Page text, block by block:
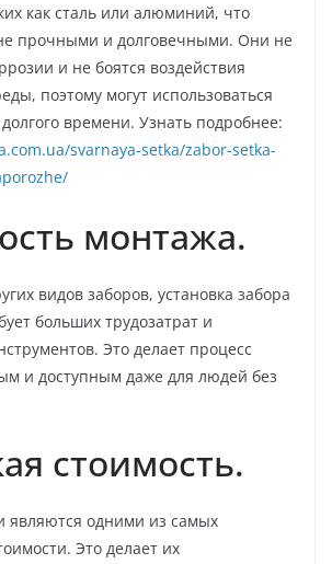
как сталь или алюминий, что
прочными и долговечными. Они не
и не боятся воздействия
поэтому могут использоваться
времени. Узнать подробнее:
svarnaya-setka/zabor-setka-
монтажа.
видов заборов, установка забора
больших трудозатрат и
Это делает процесс
и доступным даже для людей без
стоимость.
являются одними из самых
Это делает их